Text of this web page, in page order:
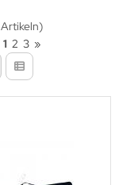
Artikeln)
1 2 3 »